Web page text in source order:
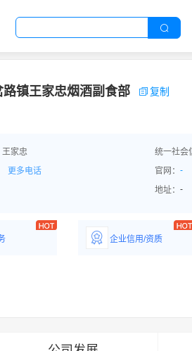
镇王家忠烟酒副食部 复制
王家忠 统一社会
更多电话 官网： -
地址： -
企业信用/资质